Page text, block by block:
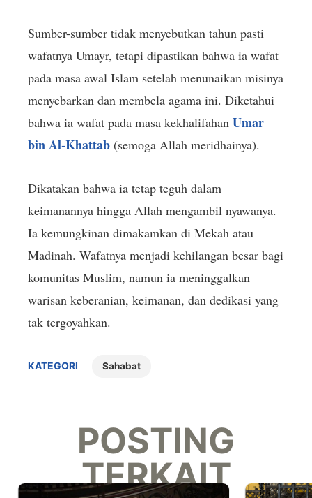
Sumber-sumber tidak menyebutkan tahun pasti
wafatnya Umayr, tetapi dipastikan bahwa ia wafat
pada masa awal Islam setelah menunaikan misinya
menyebarkan dan membela agama ini. Diketahui
bahwa ia wafat pada masa kekhalifahan Umar
bin Al-Khattab (semoga Allah meridhainya).
Dikatakan bahwa ia tetap teguh dalam
keimanannya hingga Allah mengambil nyawanya.
Ia kemungkinan dimakamkan di Mekah atau
Madinah. Wafatnya menjadi kehilangan besar bagi
komunitas Muslim, namun ia meninggalkan
warisan keberanian, keimanan, dan dedikasi yang
tak tergoyahkan.
KATEGORI Sahabat
POSTING
TERKAIT